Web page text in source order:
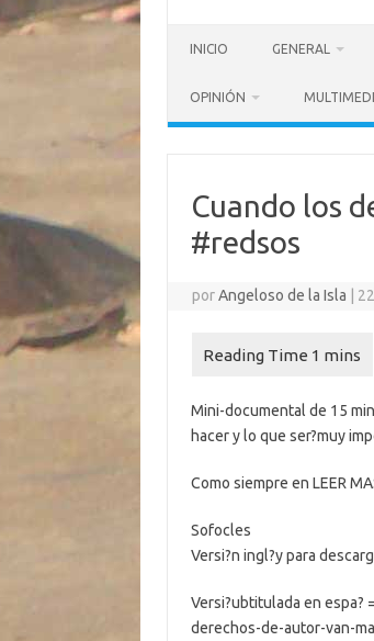
INICIO GENERAL
OPINIÓN
Cuando los
#redsos
porAngeloso de la Isla
Mini-documental de 15
hacer y lo que ser?muy
Como siempre en LEER
Sofocles
Versi?n ingl?y para
Versi?ubtitulada en
derechos-de-autor-van-